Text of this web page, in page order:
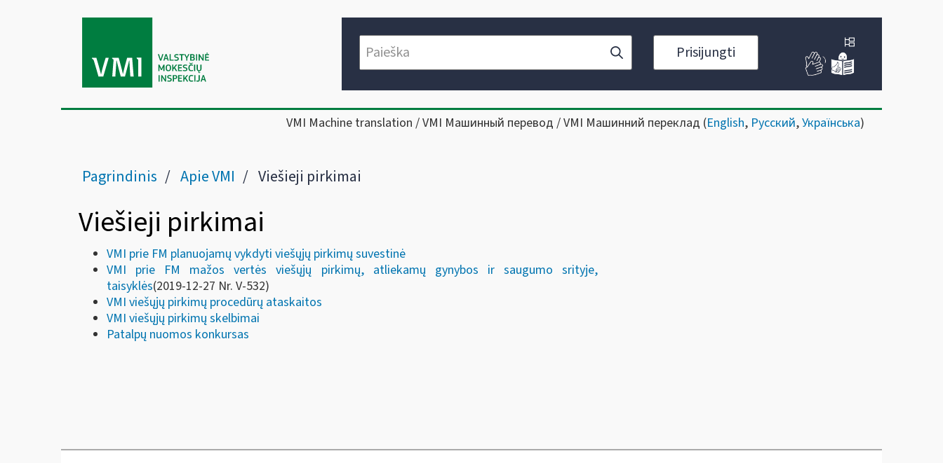
Prisijungti
VMI Machine translation / VMI Машинный перевод / VMI Машинний переклад (English, Русский,Українська)
Pagrindinis Apie VMI Viešieji pirkimai
Viešieji pirkimai
VMI prie FM planuojamų vykdyti viešųjų pirkimų suvestinė
VMI prie FM mažos vertės viešųjų pirkimų, atliekamų gynybos ir saugumo srityje,
taisyklės(2019-12-27 Nr. V-532)
VMI viešųjų pirkimų procedūrų ataskaitos
VMI viešųjų pirkimų skelbimai
Patalpų nuomos konkursas